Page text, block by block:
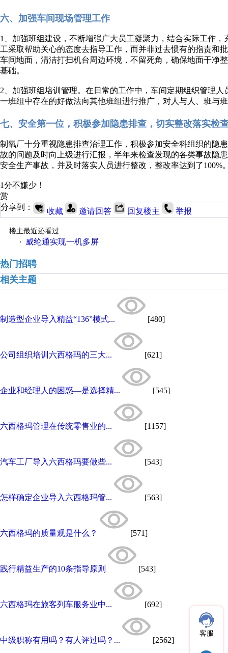
六、加强车间现场管理工作
1、加强班组建设，不断增强广大员工凝聚力，结合实际工作
工采取帮助关心的态度去指导工作，而并非过去惯有的指责和
车间地面，清洁打扫机台周边环境，不留死角，确保地面干净
基础。
2、加强班组培训管理。在日常的工作中，车间定期组织管理
一班组中存在的好做法向其他班组进行推广，对人与人、班与
七、安全第一位，积极参加隐患排查，切实整改落实检
制氧厂十分重视隐患排查治理工作，积极参加安全科组织的隐
故的问题及时向上级进行汇报，半年来检查发现的各类事故隐
安全生产事故，并及时落实人员进行整改，整改率达到了100%
1分不嫌少！
赏
分享到：
收藏 邀请回答 回复楼主 举报
楼主最近还看过
·
威纶通实现一机多屏
热门招聘
相关主题
制造型企业导入精益“136”模式... [480]
公司组织培训六西格玛的三大... [621]
企业和经理人的困惑—是选择精... [545]
六西格玛管理在传统零售业的... [1157]
汽车工厂导入六西格玛要做些... [543]
怎样确定企业导入六西格玛管... [563]
六西格玛的质量观是什么？ [571]
践行精益生产的10条指导原则 [543]
六西格玛在旅客列车服务业中... [692]
中级职称有用吗？有人评过吗？... [2562]
客服